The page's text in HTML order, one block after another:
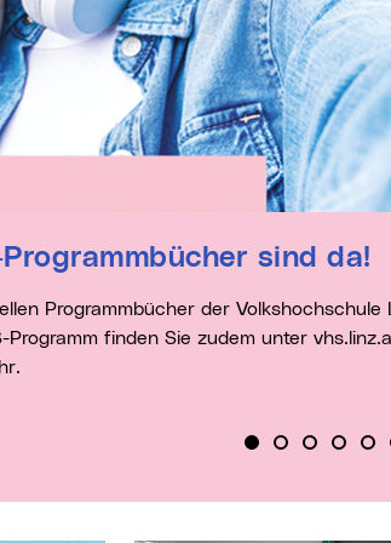
Programmbücher sind da!
Programm finden Sie zudem unter